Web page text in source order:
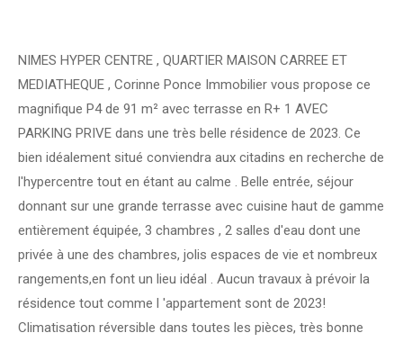
NIMES HYPER CENTRE , QUARTIER MAISON CARREE ET
MEDIATHEQUE , Corinne Ponce Immobilier vous propose ce
magnifique P4 de 91 m² avec terrasse en R+ 1 AVEC
PARKING PRIVE dans une très belle résidence de 2023. Ce
bien idéalement situé conviendra aux citadins en recherche de
l'hypercentre tout en étant au calme . Belle entrée, séjour
donnant sur une grande terrasse avec cuisine haut de gamme
entièrement équipée, 3 chambres , 2 salles d'eau dont une
privée à une des chambres, jolis espaces de vie et nombreux
rangements,en font un lieu idéal . Aucun travaux à prévoir la
résidence tout comme l 'appartement sont de 2023!
Climatisation réversible dans toutes les pièces, très bonne